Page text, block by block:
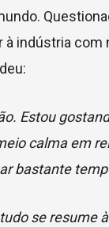
indústria com
Estou
calma em
bastante
se resume